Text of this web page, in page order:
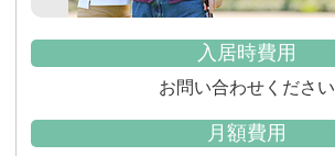
入居時費用
お問い合わせください
月額費用